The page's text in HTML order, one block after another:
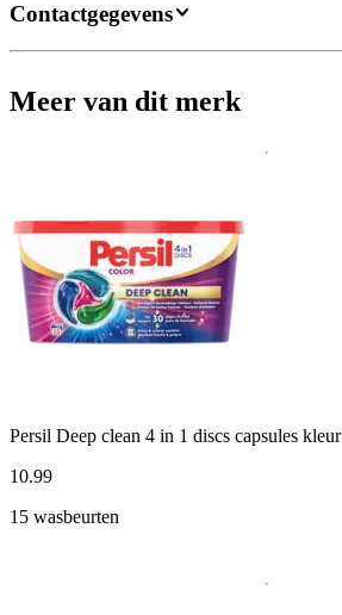
Contactgegevens
Meer van dit merk
Persil Deep clean 4 in 1 discs capsules kleur
10.99
15 wasbeurten